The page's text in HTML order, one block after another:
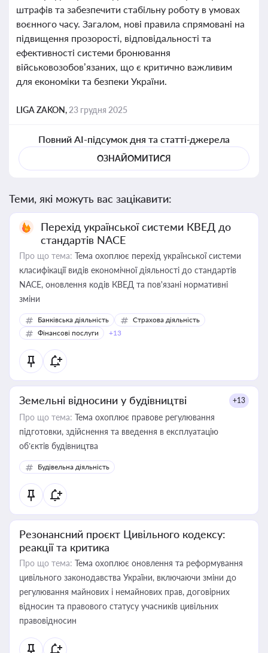
штрафів та забезпечити стабільну роботу в умовах
воєнного часу. Загалом, нові правила спрямовані на
підвищення прозорості, відповідальності та
ефективності системи бронювання
військовозобов’язаних, що є критично важливим
для економіки та безпеки України.
LIGA ZAKON, 23 грудня 2025
Повний AI-підсумок дня та статті-джерела
ОЗНАЙОМИТИСЯ
Теми, які можуть вас зацікавити:
Перехід української системи КВЕД до
стандартів NACE
Про що тема: Тема охоплює перехід української системи
класифікації видів економічної діяльності до стандартів
NACE, оновлення кодів КВЕД та пов'язані нормативні
зміни
Банківська діяльність
Страхова діяльність
Фінансові послуги
+13
Земельні відносини у будівництві +13
Про що тема: Тема охоплює правове регулювання
підготовки, здійснення та введення в експлуатацію
об’єктів будівництва
Будівельна діяльність
Резонансний проєкт Цивільного кодексу:
реакції та критика
Про що тема: Тема охоплює оновлення та реформування
цивільного законодавства України, включаючи зміни до
регулювання майнових і немайнових прав, договірних
відносин та правового статусу учасників цивільних
правовідносин